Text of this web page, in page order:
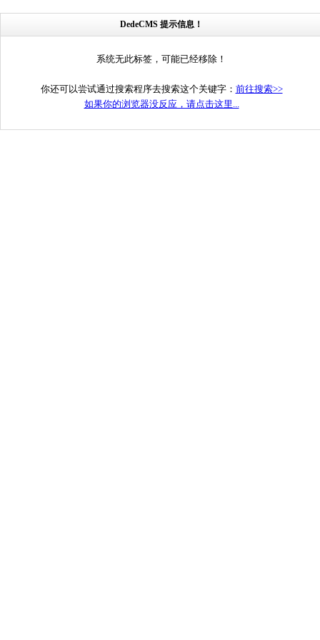
DedeCMS 提示信息！
系统无此标签，可能已经移除！
你还可以尝试通过搜索程序去搜索这个关键字： 前往搜索>>
如果你的浏览器没反应，请点击这里...